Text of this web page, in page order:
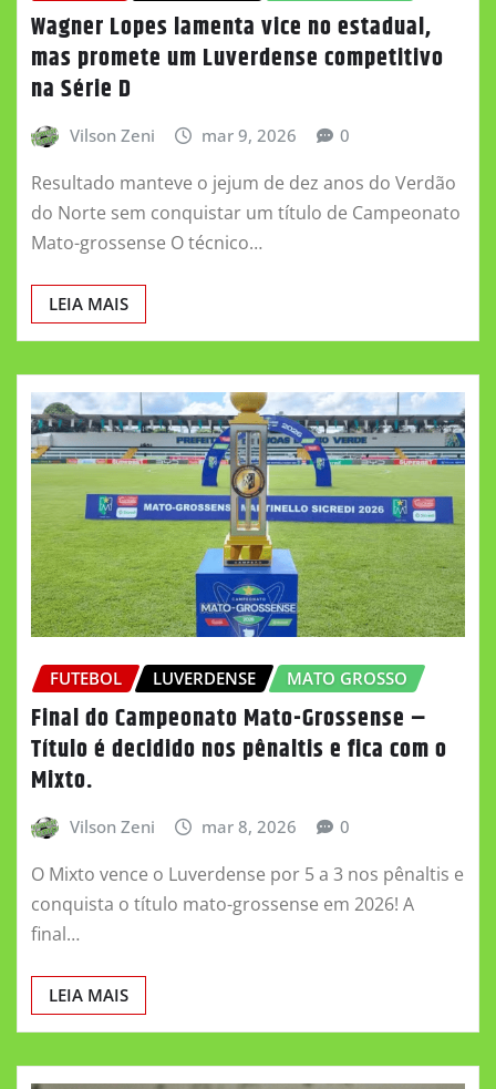
Wagner Lopes lamenta vice no estadual,
mas promete um Luverdense competitivo
na Série D
Vilson Zeni mar 9, 2026 0
Resultado manteve o jejum de dez anos do Verdão
do Norte sem conquistar um título de Campeonato
Mato-grossense O técnico…
LEIA MAIS
FUTEBOL LUVERDENSE MATO GROSSO
Final do Campeonato Mato-Grossense –
Título é decidido nos pênaltis e fica com o
Mixto.
Vilson Zeni mar 8, 2026 0
O Mixto vence o Luverdense por 5 a 3 nos pênaltis e
conquista o título mato-grossense em 2026! A
final…
LEIA MAIS